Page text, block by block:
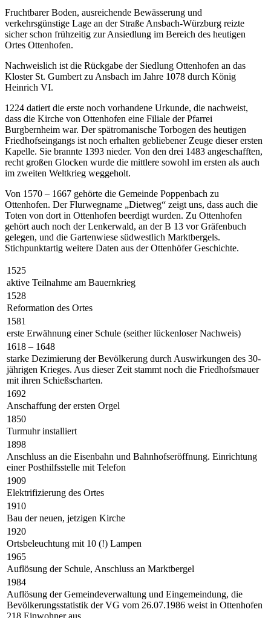
Fruchtbarer Boden, ausreichende Bewässerung und
verkehrsgünstige Lage an der Straße Ansbach-Würzburg reizte
sicher schon frühzeitig zur Ansiedlung im Bereich des heutigen
Ortes Ottenhofen.
Nachweislich ist die Rückgabe der Siedlung Ottenhofen an das
Kloster St. Gumbert zu Ansbach im Jahre 1078 durch König
Heinrich VI.
1224 datiert die erste noch vorhandene Urkunde, die nachweist,
dass die Kirche von Ottenhofen eine Filiale der Pfarrei
Burgbernheim war. Der spätromanische Torbogen des heutigen
Fried­hofseingangs ist noch erhalten gebliebener Zeuge dieser ersten
Kapelle. Sie brannte 1393 nieder. Von den drei 1483 angeschafften,
recht großen Glocken wurde die mittlere sowohl im ersten als auch
im zweiten Weltkrieg weggeholt.
Von 1570 – 1667 gehörte die Gemeinde Poppenbach zu
Ottenhofen. Der Flurwegname „Dietweg“ zeigt uns, dass auch die
Toten von dort in Ottenhofen beerdigt wurden. Zu Ottenhofen
gehört auch noch der Lenkerwald, an der B 13 vor Gräfenbuch
gelegen, und die Gartenwiese südwestlich Marktbergels.
Stichpunktartig weitere Daten aus der Ottenhöfer Geschichte.
1525
aktive Teilnahme am Bauernkrieg
1528
Reformation des Ortes
1581
erste Erwähnung einer Schule (seither lückenloser Nachweis)
1618 – 1648
starke Dezimierung der Bevölkerung durch Auswirkungen des 30-
jährigen Krieges. Aus dieser Zeit stammt noch die Friedhofsmauer
mit ihren Schießscharten.
1692
Anschaffung der ersten Orgel
1850
Turmuhr installiert
1898
Anschluss an die Eisenbahn und Bahnhofseröffnung. Einrichtung
einer Posthilfsstelle mit Telefon
1909
Elektrifizierung des Ortes
1910
Bau der neuen, jetzigen Kirche
1920
Ortsbeleuchtung mit 10 (!) Lampen
1965
Auflösung der Schule, Anschluss an Marktbergel
1984
Auflösung der Gemeindeverwaltung und Eingemeindung, die
Bevölkerungsstatistik der VG vom 26.07.1986 weist in Ottenhofen